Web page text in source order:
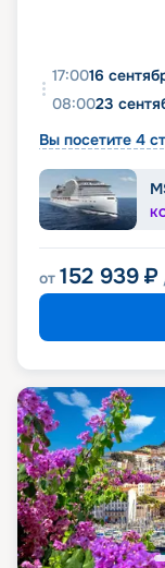
17:0016
08:0023
Вы посетите 4
от 152 939 ₽